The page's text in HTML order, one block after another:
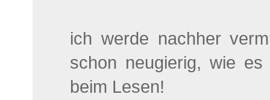
ich werde nachher
schon neugierig, wie
beim Lesen!